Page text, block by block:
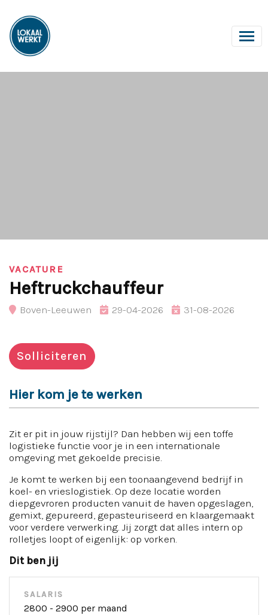
VACATURE
Heftruckchauffeur
Boven-Leeuwen 29-04-2026 31-08-2026
Solliciteren
Hier kom je te werken
Zit er pit in jouw rijstijl? Dan hebben wij een toffe
logistieke functie voor je in een internationale
omgeving met gekoelde precisie.
Je komt te werken bij een toonaangevend bedrijf in
koel- en vrieslogistiek. Op deze locatie worden
diepgevroren producten vanuit de haven opgeslagen,
gemixt, gepureerd, gepasteuriseerd en klaargemaakt
voor verdere verwerking. Jij zorgt dat alles intern op
rolletjes loopt of eigenlijk: op vorken.
Dit ben jij
SALARIS
2800 - 2900 per maand